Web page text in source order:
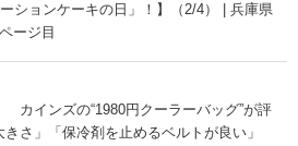
ーションケーキの日」！】（2/4） | 兵庫県
ージ目
カインズの“1980円クーラーバッグ”が評
さ」「保冷剤を止めるベルトが良い」